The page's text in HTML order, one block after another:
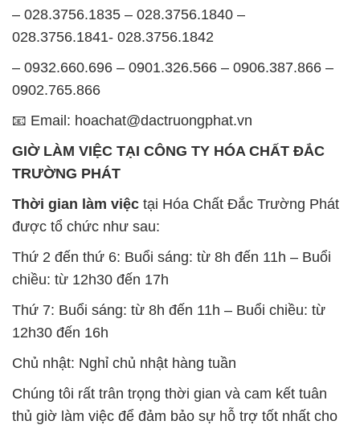
– 028.3756.1835 – 028.3756.1840 –
028.3756.1841- 028.3756.1842
– 0932.660.696 – 0901.326.566 – 0906.387.866 –
0902.765.866
📧 Email: hoachat@dactruongphat.vn
GIỜ LÀM VIỆC TẠI CÔNG TY HÓA CHẤT ĐẮC
TRƯỜNG PHÁT
Thời gian làm việc tại Hóa Chất Đắc Trường Phát
được tổ chức như sau:
Thứ 2 đến thứ 6: Buổi sáng: từ 8h đến 11h – Buổi
chiều: từ 12h30 đến 17h
Thứ 7: Buổi sáng: từ 8h đến 11h – Buổi chiều: từ
12h30 đến 16h
Chủ nhật: Nghỉ chủ nhật hàng tuần
Chúng tôi rất trân trọng thời gian và cam kết tuân
thủ giờ làm việc để đảm bảo sự hỗ trợ tốt nhất cho